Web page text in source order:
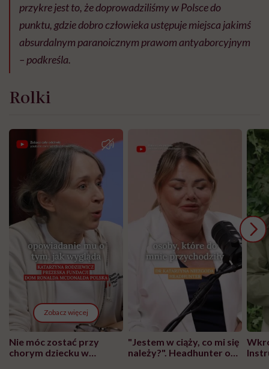
przykre jest to, że doprowadziliśmy w Polsce do
punktu, gdzie dobro człowieka ustępuje miejsca jakimś
absurdalnym paranoicznym prawom antyaborcyjnym
– podkreśla.
Rolki
Zobacz więcej
Nie móc zostać przy
chorym dziecku w
"Jestem w ciąży, co mi się
należy?". Headhunter o